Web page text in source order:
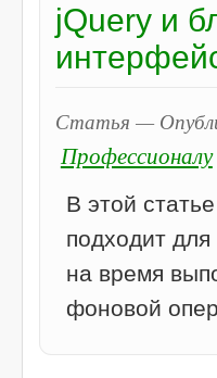
jQuery и
Статья —
Профессионалу
В этой
подходит
на время
фоновой